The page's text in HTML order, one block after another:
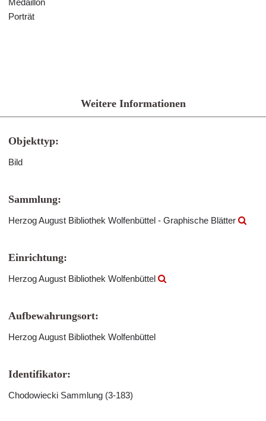
Medaillon
Porträt
Weitere Informationen
Objekttyp:
Bild
Sammlung:
Herzog August Bibliothek Wolfenbüttel - Graphische Blätter
Einrichtung:
Herzog August Bibliothek Wolfenbüttel
Aufbewahrungsort:
Herzog August Bibliothek Wolfenbüttel
Identifikator:
Chodowiecki Sammlung (3-183)